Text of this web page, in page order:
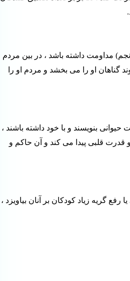
مداومت داشته باشد ، در بین مردم
گناهان او را می بخشد و مردم او را
بنویسند و با خود داشته باشند ،
قدرت قلبی پیدا می کند و آن حاکم و
یا رفع گریه زیاد کودکان بر آنان بیاویزد ،